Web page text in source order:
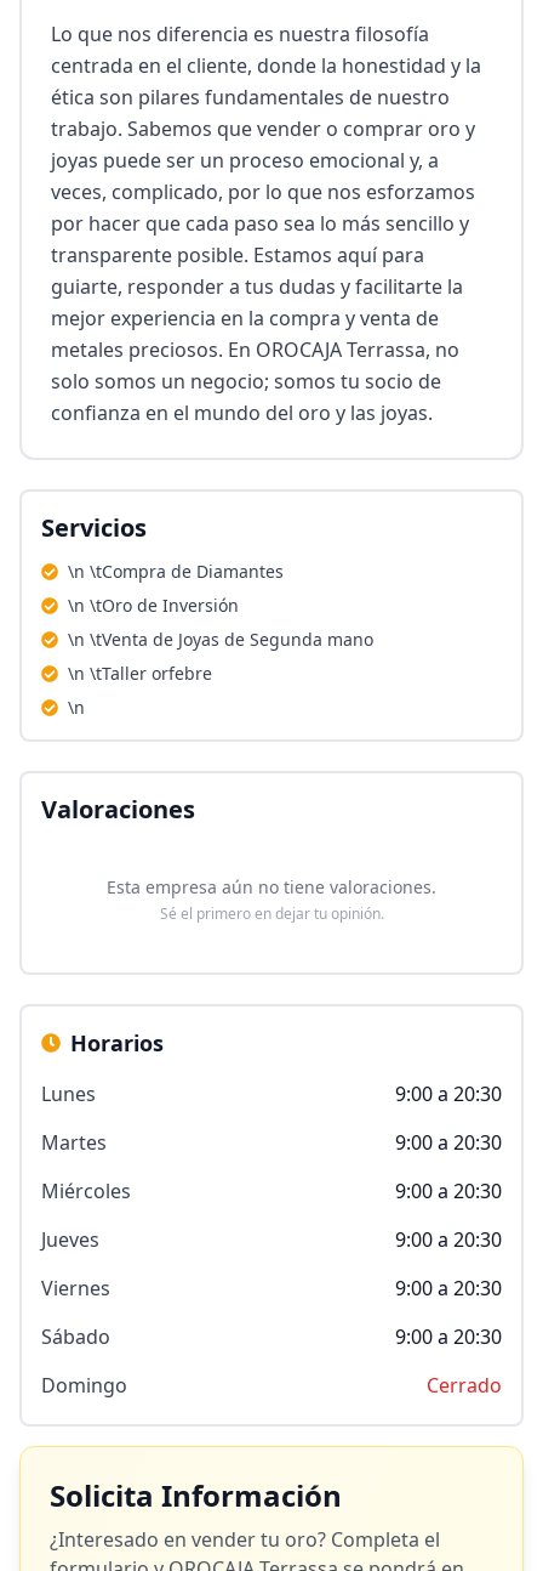
Lo que nos diferencia es nuestra filosofía
centrada en el cliente, donde la honestidad y la
ética son pilares fundamentales de nuestro
trabajo. Sabemos que vender o comprar oro y
joyas puede ser un proceso emocional y, a
veces, complicado, por lo que nos esforzamos
por hacer que cada paso sea lo más sencillo y
transparente posible. Estamos aquí para
guiarte, responder a tus dudas y facilitarte la
mejor experiencia en la compra y venta de
metales preciosos. En OROCAJA Terrassa, no
solo somos un negocio; somos tu socio de
confianza en el mundo del oro y las joyas.
Servicios
\n \tCompra de Diamantes
\n \tOro de Inversión
\n \tVenta de Joyas de Segunda mano
\n \tTaller orfebre
\n
Valoraciones
Esta empresa aún no tiene valoraciones.
Sé el primero en dejar tu opinión.
Horarios
Lunes
9:00 a 20:30
Martes
9:00 a 20:30
Miércoles
9:00 a 20:30
Jueves
9:00 a 20:30
Viernes
9:00 a 20:30
Sábado
9:00 a 20:30
Domingo
Cerrado
Solicita Información
¿Interesado en vender tu oro? Completa el